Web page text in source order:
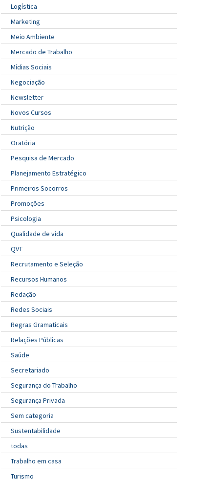
Logística
Marketing
Meio Ambiente
Mercado de Trabalho
Mídias Sociais
Negociação
Newsletter
Novos Cursos
Nutrição
Oratória
Pesquisa de Mercado
Planejamento Estratégico
Primeiros Socorros
Promoções
Psicologia
Qualidade de vida
QVT
Recrutamento e Seleção
Recursos Humanos
Redação
Redes Sociais
Regras Gramaticais
Relações Públicas
Saúde
Secretariado
Segurança do Trabalho
Segurança Privada
Sem categoria
Sustentabilidade
todas
Trabalho em casa
Turismo